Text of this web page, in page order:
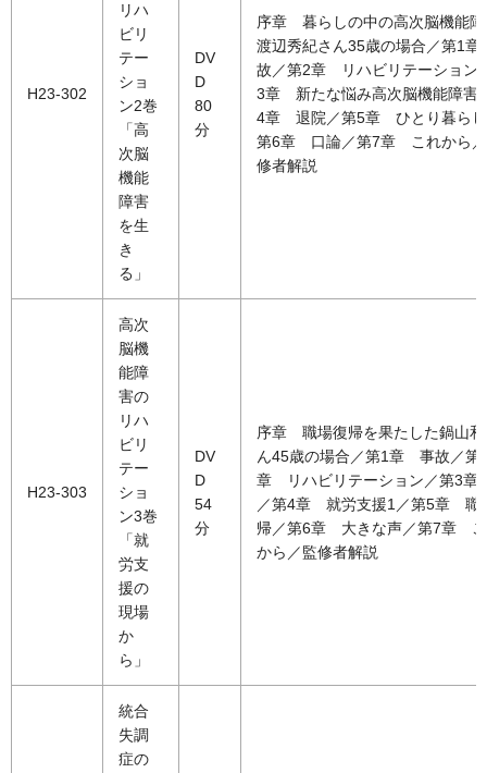
H23-302
リハ
ビリ
テー
ショ
ン2巻
「高
次脳
機能
障害
を生
き
る」
DV
D
80
分
序章 暮らしの中の高次脳機能
渡辺秀紀さん35歳の場合／第1
故／第2章 リハビリテーション
3章 新たな悩み高次脳機能障害
4章 退院／第5章 ひとり暮ら
第6章 口論／第7章 これから
修者解説
H23-303
高次
脳機
能障
害の
リハ
ビリ
テー
ショ
ン3巻
「就
労支
援の
現場
か
ら」
DV
D
54
分
序章 職場復帰を果たした鍋山和
ん45歳の場合／第1章 事故／第
章 リハビリテーション／第3章
／第4章 就労支援1／第5章 職
帰／第6章 大きな声／第7章
から／監修者解説
統合
失調
症の